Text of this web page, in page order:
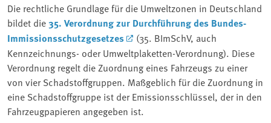
Die rechtliche Grundlage für die Umweltzonen in Deutschland
bildet die35. Verordnung zur Durchführung des Bundes-
Immissionsschutzgesetzes
(35. BImSchV, auch
Kennzeichnungs- oder Umweltplaketten-Verordnung). Diese
Verordnung regelt die Zuordnung eines Fahrzeugs zu einer
von vier Schadstoffgruppen. Maßgeblich für die Zuordnung in
eine Schadstoffgruppe ist der Emissionsschlüssel, der in den
Fahrzeugpapieren angegeben ist.